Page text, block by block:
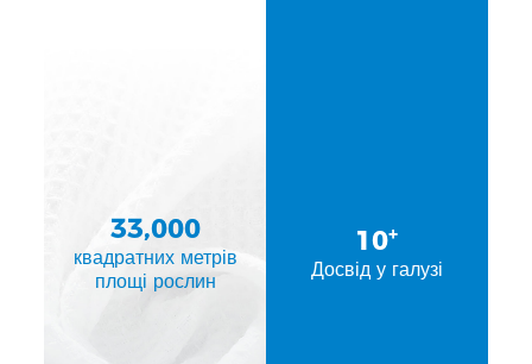
33,000
квадратних метрів
площі рослин
10+
Досвід у галузі